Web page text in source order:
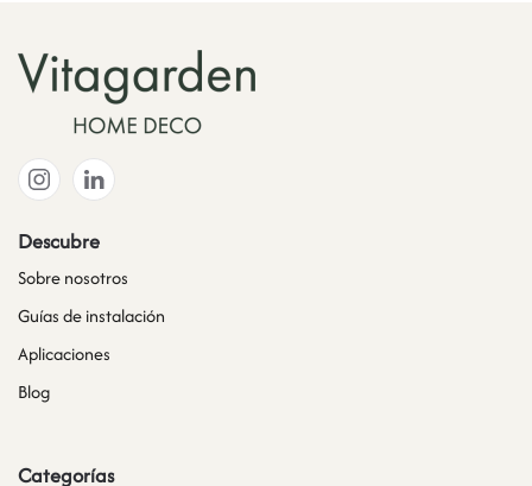
Descubre
Sobre nosotros
Guías de instalación
Aplicaciones
Blog
Categorías